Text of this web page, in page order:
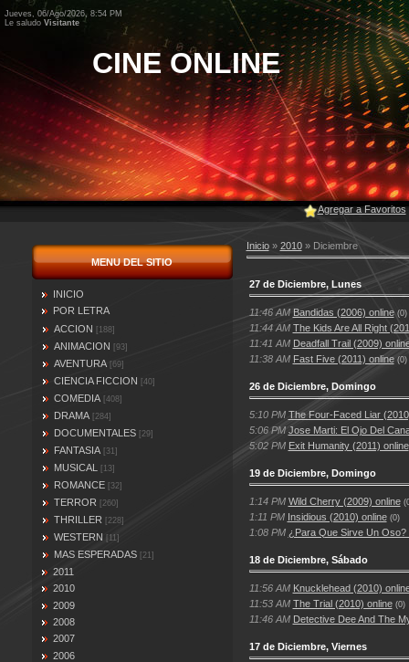
Jueves, 06/Ago/2026, 8:54 PM
Le saludo Visitante
CINE ONLINE
Agregar a Favoritos
MENU DEL SITIO
INICIO
POR LETRA
ACCION
[188]
ANIMACION [93]
AVENTURA [69]
CIENCIA FICCION [40]
COMEDIA [408]
DRAMA [284]
DOCUMENTALES [29]
FANTASIA [31]
MUSICAL [13]
ROMANCE [32]
TERROR [260]
THRILLER [228]
WESTERN [11]
MAS ESPERADAS [21]
2011
2010
2009
2008
2007
2006
Inicio» 2010 » Diciembre
27 de Diciembre, Lunes
11:46 AM Bandidas (2006) online (0)
11:44 AM The Kids Are All Right
11:41 AM Deadfall Trail (2009)
11:38 AM Fast Five (2011) online (0)
26 de Diciembre, Domingo
5:10 PM The Four-Faced Liar
5:06 PM Jose Marti: El Ojo Del
5:02 PM Exit Humanity (2011) online
19 de Diciembre, Domingo
1:14 PM Wild Cherry (2009) online
1:11 PM Insidious (2010) online (0)
1:08 PM ¿Para Que Sirve Un Oso?
18 de Diciembre, Sábado
11:56 AM Knucklehead (2010)
11:53 AM The Trial (2010) online (0)
11:46 AM Detective Dee And The
17 de Diciembre, Viernes